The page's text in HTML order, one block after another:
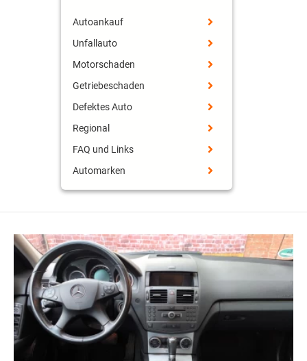
Autoankauf
Unfallauto
Motorschaden
Getriebeschaden
Defektes Auto
Regional
FAQ und Links
Automarken